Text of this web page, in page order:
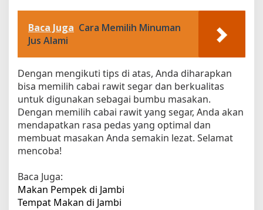
Baca Juga Cara Memilih Minuman
Jus Alami
Dengan mengikuti tips di atas, Anda diharapkan
bisa memilih cabai rawit segar dan berkualitas
untuk digunakan sebagai bumbu masakan.
Dengan memilih cabai rawit yang segar, Anda akan
mendapatkan rasa pedas yang optimal dan
membuat masakan Anda semakin lezat. Selamat
mencoba!
Baca Juga:
Makan Pempek di Jambi
Tempat Makan di Jambi